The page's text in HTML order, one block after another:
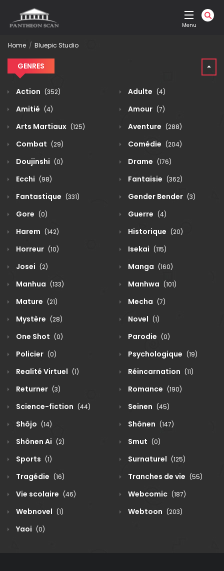
Menu
Home Bluepic Studio
GENRES
Action (352) Adulte (4)
Amitié (4) Amour (7)
Arts Martiaux (125) Aventure (288)
Combat (29) Comédie (204)
Doujinshi (0) Drame (176)
Ecchi (98) Fantaisie (362)
Fantastique (331) Gender Bender (3)
Gore (0) Guerre (4)
Harem (142) Historique (20)
Horreur (10) Isekai (115)
Josei (2) Manga (160)
Manhua (133) Manhwa (101)
Mature (21) Mecha (7)
Mystère (28) Novel (1)
One Shot (0) Parodie (0)
Policier (0) Psychologique (19)
Realité Virtuel (1) Réincarnation (11)
Returner (3) Romance (190)
Science-fiction (44) Seinen (45)
Shôjo (14) Shônen (147)
Shônen Ai (2) Smut (0)
Sports (1) Surnaturel (125)
Tragédie (16) Tranches de vie (55)
Vie scolaire (46) Webcomic (187)
Webnovel (1) Webtoon (203)
Yaoi (0)